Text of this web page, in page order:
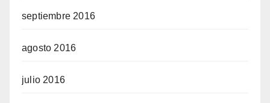
septiembre 2016
agosto 2016
julio 2016